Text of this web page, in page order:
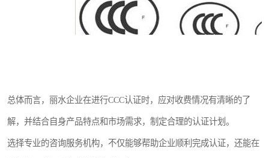
总体而言，丽水企业在进行CCC认证时，应对收费情况有清晰的了
解，并结合自身产品特点和市场需求，制定合理的认证计划。
选择专业的咨询服务机构，不仅能够帮助企业顺利完成认证，还能在